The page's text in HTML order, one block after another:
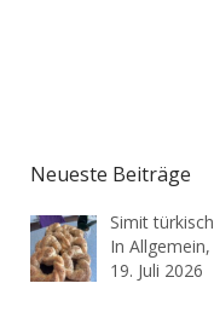
Neueste Beiträge
Simit
In
19. Juli 2026